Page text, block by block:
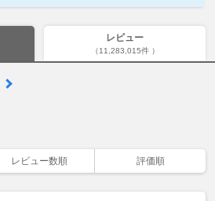
レビュー
（11,283,015件 ）
レビュー数順 評価順